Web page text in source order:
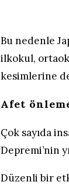
Bu nedenle
ilkokul,
kesimlerine
Afet
Çok sayıda
Depremi’nin
Düzenli bir